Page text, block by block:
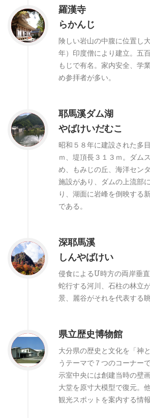
羅漢寺
らかんじ
険しい岩山の中腹に位置し
年）印度僧により建立。五
もじで有名。家内安全、学
め参拝者が多い。
耶馬溪ダム湖
やばけいだむこ
昭和５８年に建設された多
ｍ、堤頂長３１３ｍ。ダム
め、もみじの丘、海洋セン
施設があり、ダムの上流部
り、湖面に岩峰を倒映する
である。
深耶馬溪
しんやばけい
侵食によるU時方の両岸垂
蛇行する河川、石柱の林立
景、麗谷がそれを代表する眺
県立歴史博物館
大分県の歴史と文化を「神
うテーマで７つのコーナー
示室中央には創建当時の壁
大堂を原寸大模型で復元。
観光スポットを案内する情